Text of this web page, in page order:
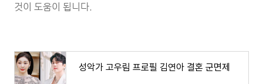
것이 도움이 됩니다.
성악가 고우림 프로필 김연아 결혼 군면제